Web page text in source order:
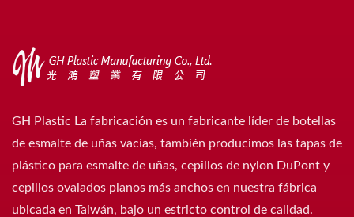
GH Plastic La fabricación es un fabricante líder de botellas
de esmalte de uñas vacías, también producimos las tapas de
plástico para esmalte de uñas, cepillos de nylon DuPont y
cepillos ovalados planos más anchos en nuestra fábrica
ubicada en Taiwán, bajo un estricto control de calidad.